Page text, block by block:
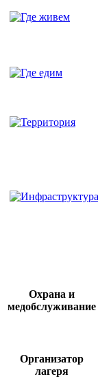
Охрана и
медобслуживание
Организатор
лагеря